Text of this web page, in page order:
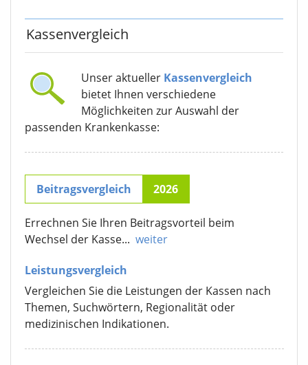
Kassenvergleich
Unser aktueller Kassenvergleich
bietet Ihnen verschiedene
Möglichkeiten zur Auswahl der
passenden Krankenkasse:
Beitragsvergleich 2026
Errechnen Sie Ihren Beitragsvorteil beim
Wechsel der Kasse... weiter
Leistungsvergleich
Vergleichen Sie die Leistungen der Kassen nach
Themen, Suchwörtern, Regionalität oder
medizinischen Indikationen.